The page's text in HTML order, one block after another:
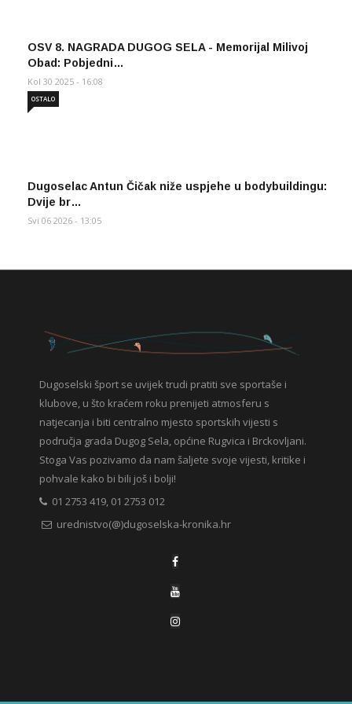
OSV 8. NAGRADA DUGOG SELA - Memorijal Milivoj
Obad: Pobjedni…
Kol 30 2025 - 16:08
Dugoselac Antun Čičak niže uspjehe u bodybuildingu:
Dvije br…
OSTALO
Svi 06 2026 - 13:05
Dugoselski šport se uvijek trudi pratiti sve sportaše i
klubove, u što kraćem roku prenijeti atmosferu s
natjecanja i biti centralno mjesto sportskih vijesti s
područja grada Dugog Sela, općine Rugvica i Brckovljani.
Stoga Vas pozivamo da nam šaljete svoje vijesti, kritike i
pohvale kako bi bili još i bolji!
01 2753 419, 01 2753 012
urednistvo(@)dugoselska-kronika.hr